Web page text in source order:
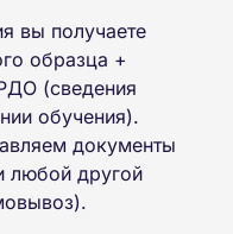
вы получаете
образца +
(сведения
обучения).
документы
любой другой